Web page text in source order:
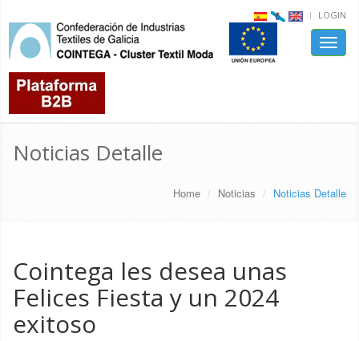
LOGIN
Toggle
Noticias Detalle
Home Noticias Noticias Detalle
Cointega les desea unas
Felices Fiesta y un 2024
exitoso